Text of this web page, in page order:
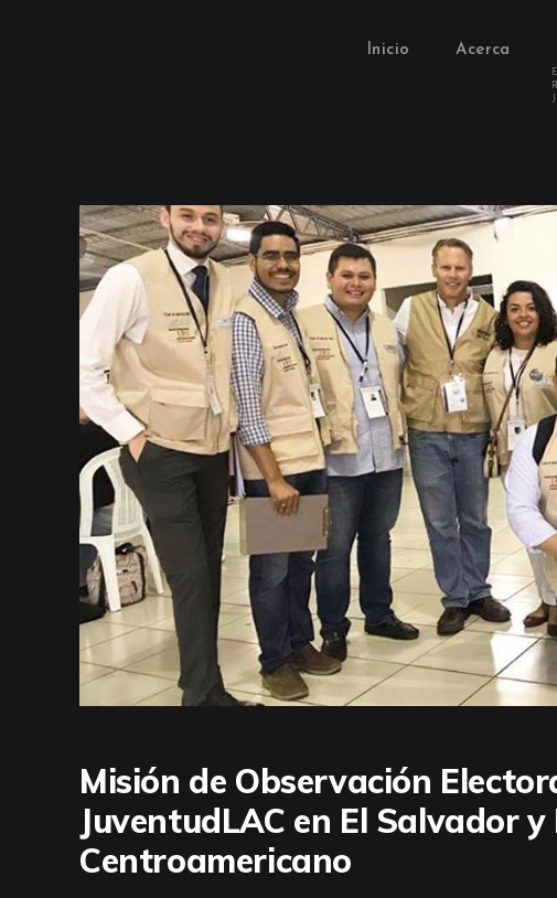
Inicio Acerca
Misión de Observación
JuventudLAC en El Salvador
Centroamericano